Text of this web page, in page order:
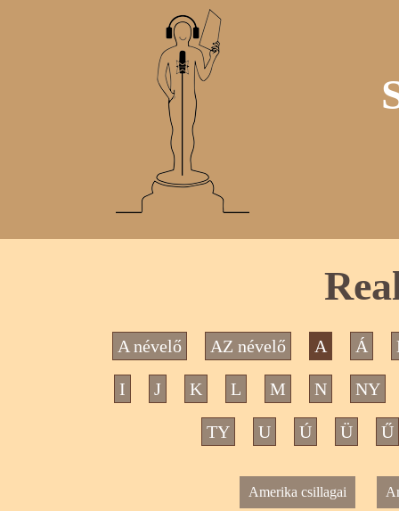
A névelő AZ névelő A Á
I J K L M N NY
TY U Ú Ü Ű
Amerika csillagai